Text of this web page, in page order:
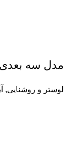
مدل سه بعدی
لوستر و روشنایی,